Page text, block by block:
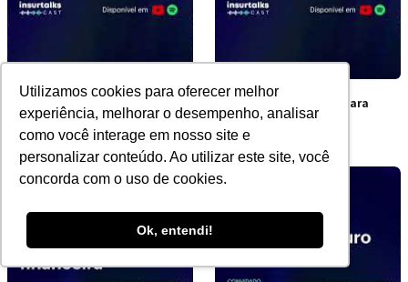
Utilizamos cookies para oferecer melhor
experiência, melhorar o desempenho, analisar
como você interage em nosso site e
personalizar conteúdo. Ao utilizar este site, você
concorda com o uso de cookies.
Ok, entendi!
Por que apenas 17% dos
brasileiros têm seguro?
A cobertura inédita para
vítimas de violência
doméstica